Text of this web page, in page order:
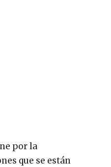
por la
que se están